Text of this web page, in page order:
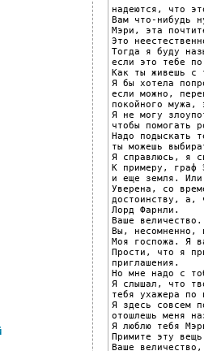
надеются, что
Вам что-нибудь
Мэри, эта
Это
Тогда я буду
если это тебе
Как ты живешь с
Я бы хотела
если можно,
покойного мужа,
Я не могу
чтобы помогать
Надо подыскать
ты можешь
Я справлюсь, я
К примеру, граф
и еще земля.
Уверена, со
достоинству, а,
Лорд Фарнли.
Ваше величество.
Вы, несомненно,
Моя госпожа. Я
Прости, что я
приглашения.
Но мне надо с
Я слышал, что
тебя ухажера по
Я здесь совсем
отошлешь меня
Я люблю тебя
Примите эту
Ваше